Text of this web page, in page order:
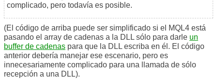
complicado, pero todavía es posible.
(El código de arriba puede ser simplificado si el MQL4 está
pasando el array de cadenas a la DLL sólo para darle un
buffer de cadenas para que la DLL escriba en él. El código
anterior debería manejar ese escenario, pero es
innecesariamente complicado para una llamada de sólo
recepción a una DLL).